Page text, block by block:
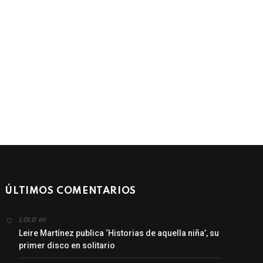
ÚLTIMOS COMENTARIOS
LOLO en
Leire Martínez publica ‘Historias de aquella niña’, su
primer disco en solitario